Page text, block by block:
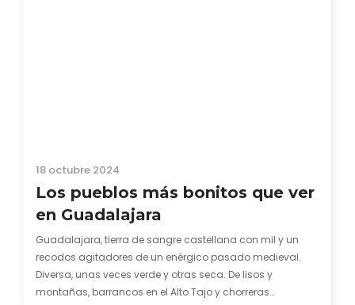
18 octubre 2024
Los pueblos más bonitos que ver
en Guadalajara
Guadalajara, tierra de sangre castellana con mil y un
recodos agitadores de un enérgico pasado medieval.
Diversa, unas veces verde y otras seca. De lisos y
montañas, barrancos en el Alto Tajo y chorreras